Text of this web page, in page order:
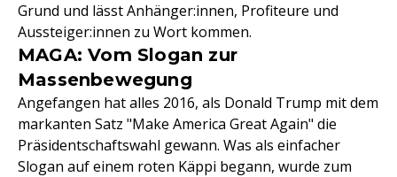
Grund und lässt Anhänger:innen, Profiteure und
Aussteiger:innen zu Wort kommen.
MAGA: Vom Slogan zur
Massenbewegung
Angefangen hat alles 2016, als Donald Trump mit dem
markanten Satz "Make America Great Again" die
Präsidentschaftswahl gewann. Was als einfacher
Slogan auf einem roten Käppi begann, wurde zum